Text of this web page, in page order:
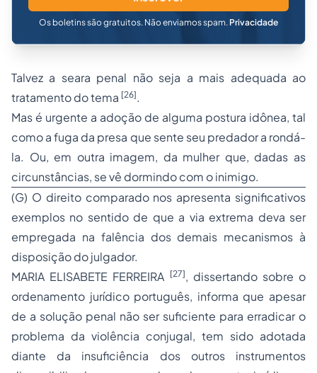
Os boletins são gratuitos. Não enviamos spam. Privacidade
Talvez a seara penal não seja a mais adequada ao
tratamento do tema [26].
Mas é urgente a adoção de alguma postura idônea, tal
como a fuga da presa que sente seu predador a rondá-
la. Ou, em outra imagem, da mulher que, dadas as
circunstâncias, se vê dormindo com o inimigo.
(G) O direito comparado nos apresenta significativos
exemplos no sentido de que a via extrema deva ser
empregada na falência dos demais mecanismos à
disposição do julgador.
MARIA ELISABETE FERREIRA [27], dissertando sobre o
ordenamento jurídico português, informa que apesar
de a solução penal não ser suficiente para erradicar o
problema da violência conjugal, tem sido adotada
diante da insuficiência dos outros instrumentos